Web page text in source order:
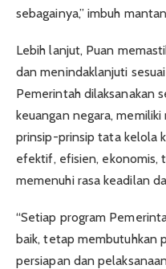
sebagainya,” imbuh
Lebih lanjut, Puan
dan menindaklanjuti
Pemerintah dilaksanakan
keuangan negara,
prinsip-prinsip tata kelola
efektif, efisien, ekonomis,
memenuhi rasa keadilan
“Setiap program
baik, tetap membutuhkan
persiapan dan